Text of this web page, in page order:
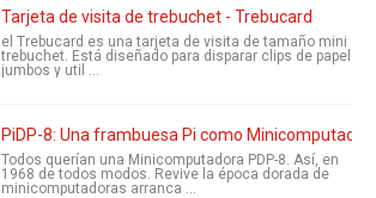
Tarjeta de visita de trebuchet - Trebucard
el Trebucard es una tarjeta de visita de tamaño mini
trebuchet. Está diseñado para disparar clips de papel
jumbos y util ...
PiDP-8: Una frambuesa Pi como
Todos querían una Minicomputadora PDP-8. Así, en
1968 de todos modos. Revive la época dorada de
minicomputadoras arranca ...